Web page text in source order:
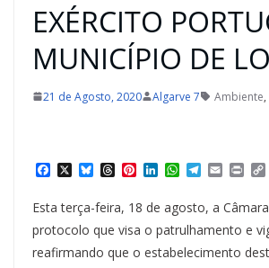
EXÉRCITO
MUNICÍPIO DE
21 de Agosto, 2020 Algarve 7 Ambiente,
a
e
b
o
o
X B
u
e
s
k
y
T
h
e
a
d
s
P
n
t
e
r
e
L
k
e
d
I
W
h
t
s
A
p
T
e
e
g
r
a
E
m
a
i
l
P
n
t
y
i
Esta terça-feira, 18 de agosto, a
protocolo que visa o patrulhamento e
reafirmando que o estabelecimento